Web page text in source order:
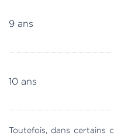
9 ans
10 ans
Toutefois, dans certains